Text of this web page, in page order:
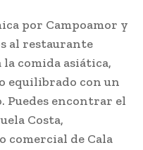
por Campoamor y
al restaurante
comida asiática,
equilibrado con un
Puedes encontrar el
Costa,
comercial de Cala